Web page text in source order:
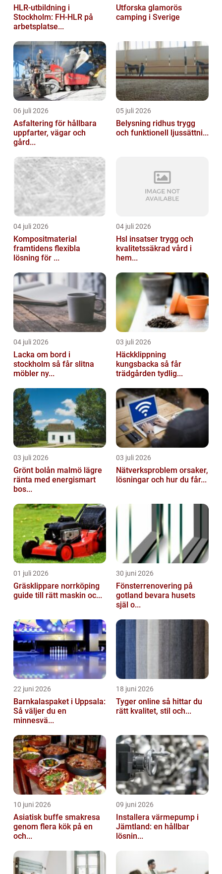
HLR-utbildning i
Stockholm: FH-HLR på
arbetsplatse...
Utforska glamorös
camping i Sverige
06 juli 2026
Asfaltering för hållbara
uppfarter, vägar och
gård...
05 juli 2026
Belysning ridhus trygg
och funktionell ljussättni...
04 juli 2026
Kompositmaterial
framtidens flexibla
lösning för ...
04 juli 2026
Hsl insatser trygg och
kvalitetssäkrad vård i
hem...
04 juli 2026
Lacka om bord i
stockholm så får slitna
möbler ny...
03 juli 2026
Häckklippning
kungsbacka så får
trädgården tydlig...
03 juli 2026
Grönt bolån malmö lägre
ränta med energismart
bos...
03 juli 2026
Nätverksproblem orsaker,
lösningar och hur du får...
01 juli 2026
Gräsklippare norrköping
guide till rätt maskin oc...
30 juni 2026
Fönsterrenovering på
gotland bevara husets
själ o...
22 juni 2026
Barnkalaspaket i Uppsala:
Så väljer du en
minnesvä...
18 juni 2026
Tyger online så hittar du
rätt kvalitet, stil och...
10 juni 2026
Asiatisk buffe smakresa
genom flera kök på en
och...
09 juni 2026
Installera värmepump i
Jämtland: en hållbar
lösnin...